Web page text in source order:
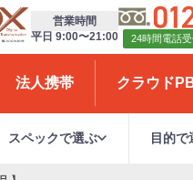
営業時間
平日 9:00〜21:00
24時間電話
法人携帯 クラウド
スペックで選ぶ 目的で